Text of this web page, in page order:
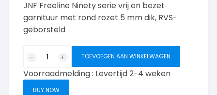
JNF Freeline Ninety serie vrij en bezet
garnituur met rond rozet 5 mm dik, RVS-
geborsteld
Freeline
Ninety
serie
TOEVOEGEN AAN WINKELWAGEN
Voorraadmelding : Levertijd 2-4 weken
BUY NOW